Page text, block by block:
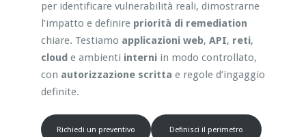
per identificare vulnerabilità reali, dimostrarne
l’impatto e definire priorità di remediation
chiare. Testiamo applicazioni web, API, reti,
cloude ambienti interniin modo controllato,
con autorizzazione scritta e regole d’ingaggio
definite.
Richiedi un preventivo Definisci il perimetro